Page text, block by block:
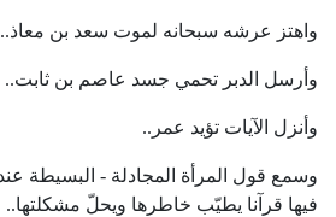
واهتز عرشه سبحانه لموت سعد بن معاذ..
وأرسل الدبر تحمي جسد عاصم بن ثابت..
وأنزل الآيات تؤيد عمر..
وسمع قول المرأة المجادلة - البسيطة
فيها قرآنا يطيّب خاطرها ويحلّ مشكلتها..